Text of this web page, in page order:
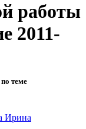
работы
2011-
теме
Ирина